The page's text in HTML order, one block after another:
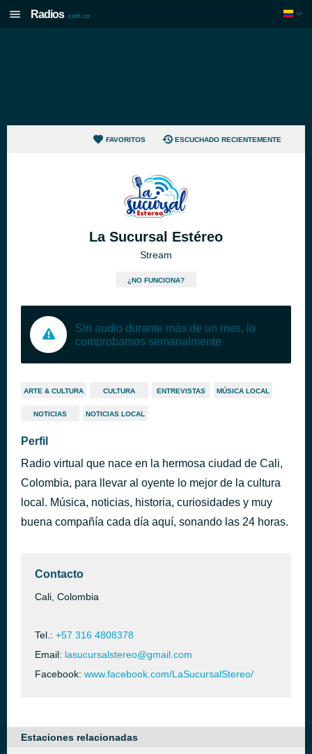
Radios .com.co
FAVORITOS ESCUCHADO RECIENTEMENTE
La Sucursal Estéreo
Stream
¿NO FUNCIONA?
Sin audio durante más de un mes, lo
comprobamos semanalmente
ARTE & CULTURA CULTURA ENTREVISTAS MÚSICA LOCAL
NOTICIAS NOTICIAS LOCAL
Perfil
Radio virtual que nace en la hermosa ciudad de Cali,
Colombia, para llevar al oyente lo mejor de la cultura
local. Música, noticias, historia, curiosidades y muy
buena compañía cada día aquí, sonando las 24 horas.
Contacto
Cali, Colombia
Tel.: +57 316 4808378
Email: lasucursalstereo@gmail.com
Facebook: www.facebook.com/LaSucursalStereo/
Estaciones relacionadas